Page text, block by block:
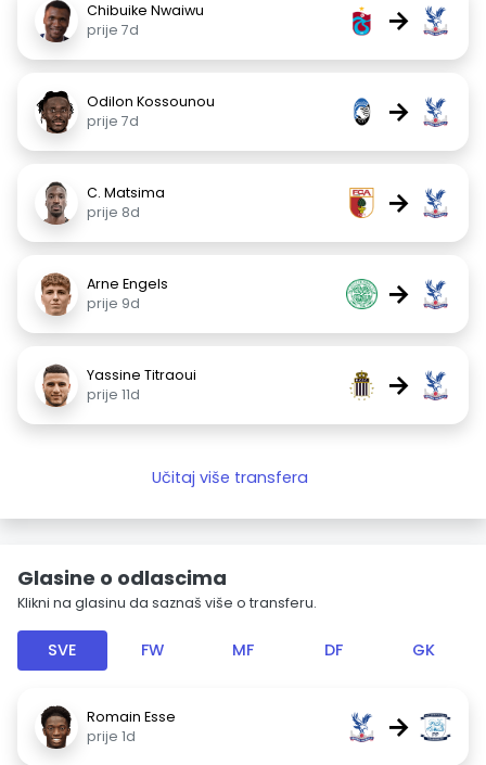
Chibuike Nwaiwu
prije 7d
→
Odilon Kossounou
prije 7d
→
C. Matsima
prije 8d
→
Arne Engels
prije 9d
→
Yassine Titraoui
prije 11d
→
Učitaj više transfera
Glasine o odlascima
Klikni na glasinu da saznaš više o transferu.
SVE FW MF DF GK
Romain Esse
prije 1d
→